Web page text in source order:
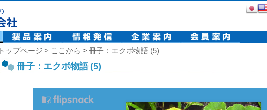
トップページ > ここから > 冊子：エクボ物語 (5)
冊子：エクボ物語 (5)